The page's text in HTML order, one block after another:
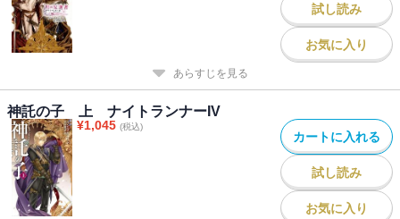
試し読み
お気に入り
あらすじを見る
神託の子 上 ナイトランナーIV
¥1,045 (税込)
カートに入れる
試し読み
お気に入り